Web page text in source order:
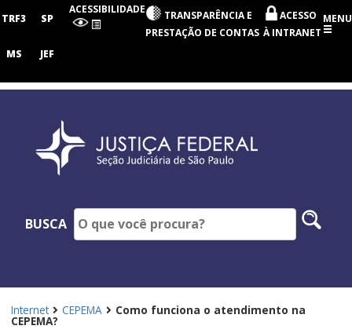
Judiciária
Paulo
TRF3 SP
MS JEF
ACESSIBILIDADE
TRANSPARÊNCIA E
PRESTAÇÃO DE CONTAS
ACESSO
À INTRANET
MENU
BUSCA
Internet CEPEMA Como funciona o atendimento na
CEPEMA?